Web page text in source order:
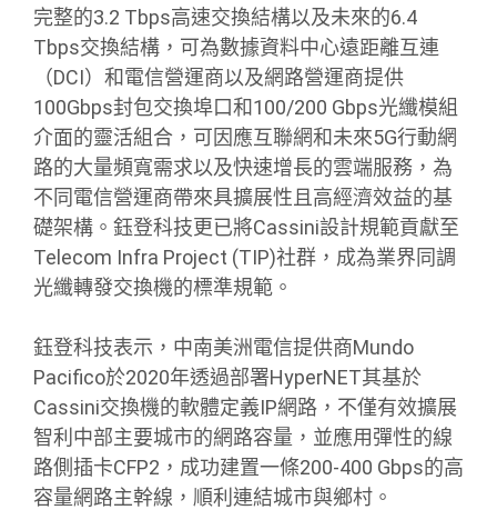
完整的3.2 Tbps高速交換結構以及未來的6.4
Tbps交換結構，可為數據資料中心遠距離互連
（DCI）和電信營運商以及網路營運商提供
100Gbps封包交換埠口和100/200 Gbps光纖模組
介面的靈活組合，可因應互聯網和未來5G行動網
路的大量頻寬需求以及快速增長的雲端服務，為
不同電信營運商帶來具擴展性且高經濟效益的基
礎架構。鈺登科技更已將Cassini設計規範貢獻至
Telecom Infra Project (TIP)社群，成為業界同調
光纖轉發交換機的標準規範。
鈺登科技表示，中南美洲電信提供商Mundo
Pacifico於2020年透過部署HyperNET其基於
Cassini交換機的軟體定義IP網路，不僅有效擴展
智利中部主要城市的網路容量，並應用彈性的線
路側插卡CFP2，成功建置一條200-400 Gbps的高
容量網路主幹線，順利連結城市與鄉村。